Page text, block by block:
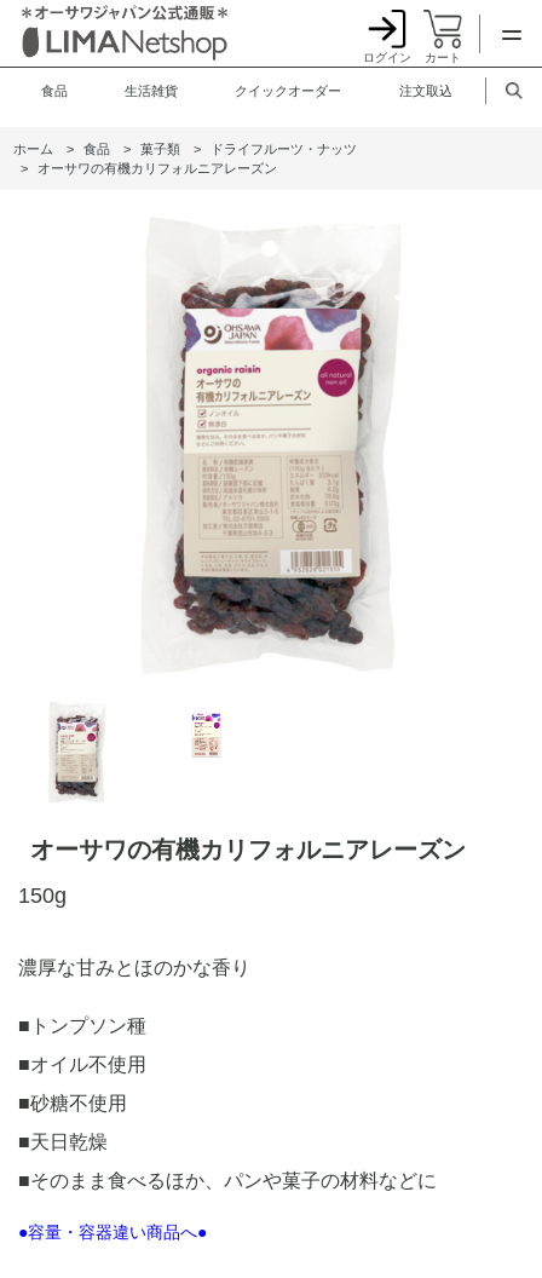
ログイン カート
食品 生活雑貨 クイックオーダー 注文取込
ホーム > 食品 > 菓子類 >
ドライフルーツ・ナッツ
>
オーサワの有機カリフォルニアレーズン
オーサワの有機カリフォルニアレーズン
150g
濃厚な甘みとほのかな香り
■トンプソン種
■オイル不使用
■砂糖不使用
■天日乾燥
■そのまま食べるほか、パンや菓子の材料などに
●容量・容器違い商品へ●